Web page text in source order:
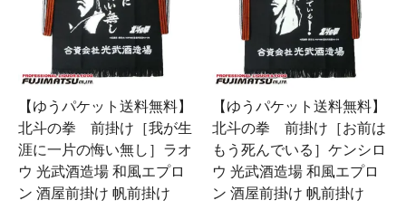
【ゆうパケット送料無料】
北斗の拳 前掛け［我が生
涯に一片の悔い無し］ラオ
ウ 光武酒造場 和風エプロ
ン 酒屋前掛け 帆前掛け
【ゆうパケット送料無料】
北斗の拳 前掛け［お前は
もう死んでいる］ケンシロ
ウ 光武酒造場 和風エプロ
ン 酒屋前掛け 帆前掛け